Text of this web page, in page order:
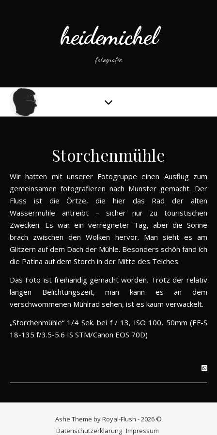
heidemichel
fotografie
Storchenmühle
Wir hatten mit unserer Fotogruppe einen Ausflug zum
gemeinsamen fotografieren nach Munster gemacht. Der
Fluss ist die Örtze, die hier das Rad der alten
Wassermühle antreibt – sicher nur zu touristischen
Zwecken. Es war ein verregneter Tag, aber die Sonne
brach zwischen den Wolken hervor. Man sieht es am
Glitzern auf dem Dach der Mühle. Besonders schön fand ich
die Patina auf dem Storch in der Mitte des Teiches.
Das Foto ist freihändig gemacht worden. Trotz der relativ
langen Belichtungszeit, man kann es an dem
verschwommenen Mühlrad sehen, ist es kaum verwackelt.
„Storchenmühle“ 1/4 Sek. bei f / 13, ISO 100, 50mm (EF-S
18-135 f/3.5-5.6 IS STM/Canon EOS 70D)
Ashe Theme by Royal-Flush - 2026 ©
Datenschutzerklärung Impressum